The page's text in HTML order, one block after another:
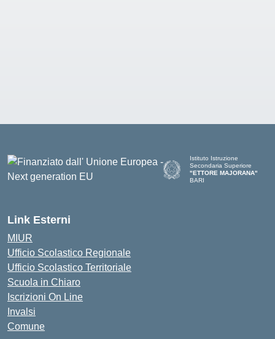
Istituto Istruzione
Secondaria Superiore
"ETTORE MAJORANA"
BARI
Link Esterni
MIUR
Ufficio Scolastico Regionale
Ufficio Scolastico Territoriale
Scuola in Chiaro
Iscrizioni On Line
Invalsi
Comune